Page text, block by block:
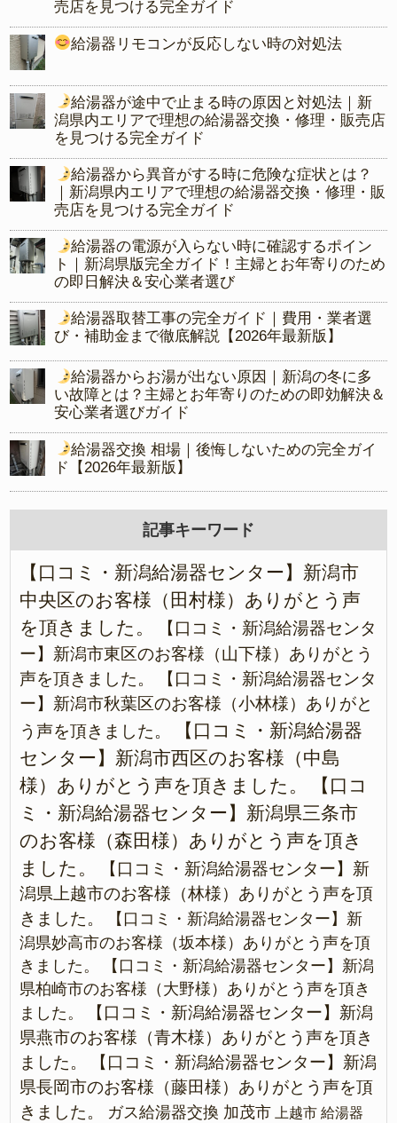
売店を見つける完全ガイド
給湯器リモコンが反応しない時の対処法
給湯器が途中で止まる時の原因と対処法｜新
潟県内エリアで理想の給湯器交換・修理・販売店
を見つける完全ガイド
給湯器から異音がする時に危険な症状とは？
｜新潟県内エリアで理想の給湯器交換・修理・販
売店を見つける完全ガイド
給湯器の電源が入らない時に確認するポイン
ト｜新潟県版完全ガイド！主婦とお年寄りのため
の即日解決＆安心業者選び
給湯器取替工事の完全ガイド｜費用・業者選
び・補助金まで徹底解説【2026年最新版】
給湯器からお湯が出ない原因｜新潟の冬に多
い故障とは？主婦とお年寄りのための即効解決＆
安心業者選びガイド
給湯器交換 相場｜後悔しないための完全ガイ
ド【2026年最新版】
記事キーワード
【口コミ・新潟給湯器センター】新潟市
中央区のお客様（田村様）ありがとう声
を頂きました。
【口コミ・新潟給湯器センタ
ー】新潟市東区のお客様（山下様）ありがとう
声を頂きました。
【口コミ・新潟給湯器センタ
ー】新潟市秋葉区のお客様（小林様）ありがと
う声を頂きました。
【口コミ・新潟給湯器
センター】新潟市西区のお客様（中島
様）ありがとう声を頂きました。
【口コ
ミ・新潟給湯器センター】新潟県三条市
のお客様（森田様）ありがとう声を頂き
ました。
【口コミ・新潟給湯器センター】新
潟県上越市のお客様（林様）ありがとう声を頂
きました。
【口コミ・新潟給湯器センター】新
潟県妙高市のお客様（坂本様）ありがとう声を頂
きました。
【口コミ・新潟給湯器センター】新潟
県柏崎市のお客様（大野様）ありがとう声を頂き
ました。
【口コミ・新潟給湯器センター】新潟
県燕市のお客様（青木様）ありがとう声を頂き
ました。
【口コミ・新潟給湯器センター】新潟
県長岡市のお客様（藤田様）ありがとう声を頂
きました。
ガス給湯器交換 加茂市
上越市 給湯器